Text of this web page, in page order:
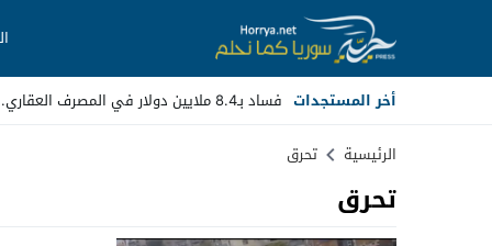
أخر المستجدات فساد بـ8.4 ملايين دولار في المصرف العقاري.. مسؤو_
الرئيسية تحرق
تحرق